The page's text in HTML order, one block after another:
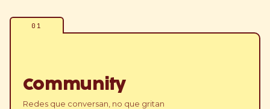
01
Community
Redes que conversan, no que gritan